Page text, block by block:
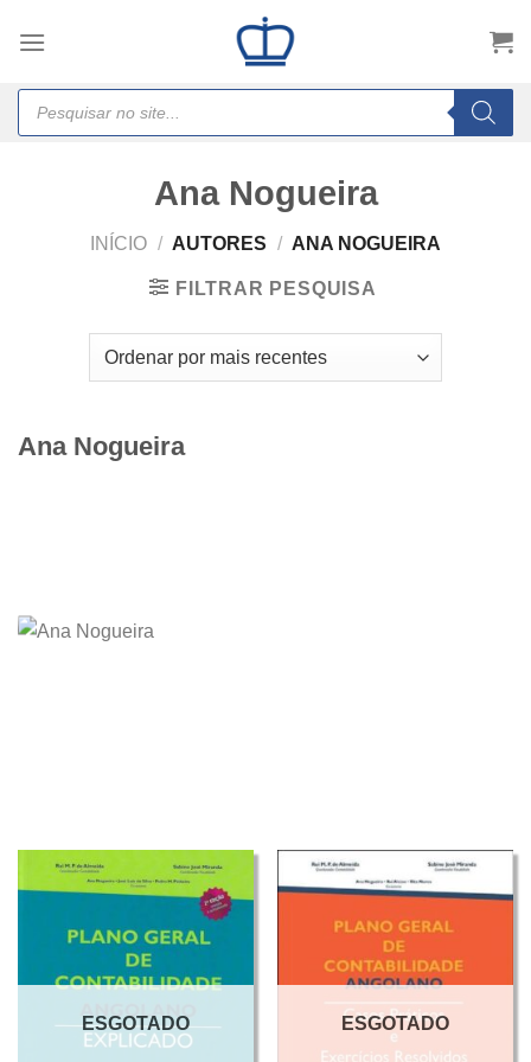
Products
search
Ana Nogueira
INÍCIO / AUTORES / ANA NOGUEIRA
FILTRAR PESQUISA
Ana Nogueira
ESGOTADO ESGOTADO